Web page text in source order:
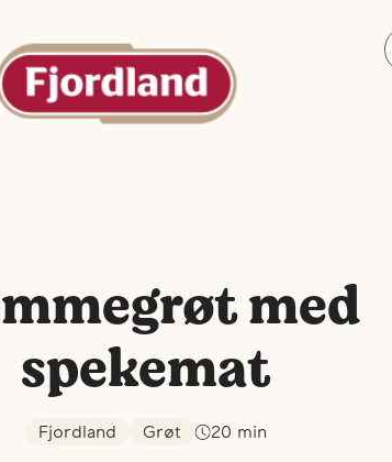
med
spekemat
Fjordland Grøt 20 min